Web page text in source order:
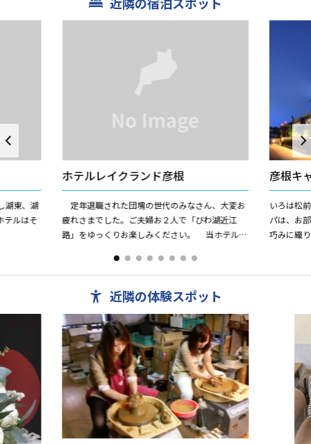
湖東、湖
テルはそ
ホテルレイクランド彦根
定年退職された団塊の世代のみなさん、大変お
疲れさまでした。ご夫婦お２人で「びわ湖近江
路」をゆっくりお楽しみください。 当ホテル
ります。その基地としてご利...
彦根キ
いろは松
パは、お
巧みに織
近隣の体験スポット